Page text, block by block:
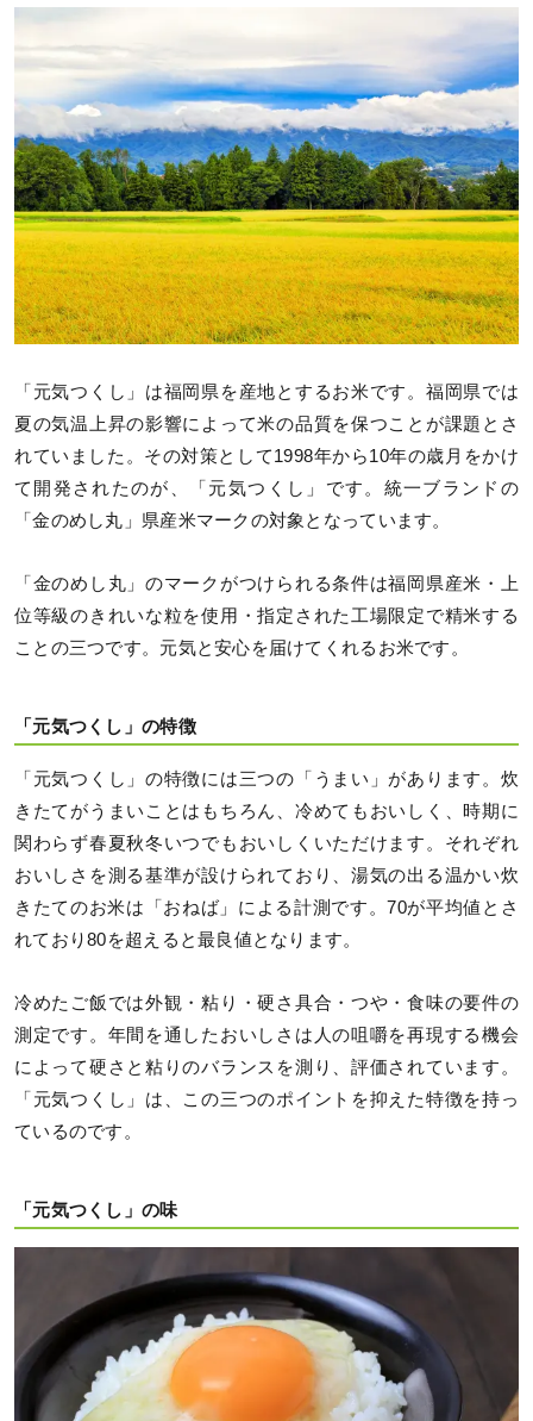
「元気つくし」は福岡県を産地とするお米です。福岡県では
夏の気温上昇の影響によって米の品質を保つことが課題とさ
れていました。その対策として1998年から10年の歳月をかけ
て開発されたのが、「元気つくし」です。統一ブランドの
「金のめし丸」県産米マークの対象となっています。
「金のめし丸」のマークがつけられる条件は福岡県産米・上
位等級のきれいな粒を使用・指定された工場限定で精米する
ことの三つです。元気と安心を届けてくれるお米です。
「元気つくし」の特徴
「元気つくし」の特徴には三つの「うまい」があります。炊
きたてがうまいことはもちろん、冷めてもおいしく、時期に
関わらず春夏秋冬いつでもおいしくいただけます。それぞれ
おいしさを測る基準が設けられており、湯気の出る温かい炊
きたてのお米は「おねば」による計測です。70が平均値とさ
れており80を超えると最良値となります。
冷めたご飯では外観・粘り・硬さ具合・つや・食味の要件の
測定です。年間を通したおいしさは人の咀嚼を再現する機会
によって硬さと粘りのバランスを測り、評価されています。
「元気つくし」は、この三つのポイントを抑えた特徴を持っ
ているのです。
「元気つくし」の味